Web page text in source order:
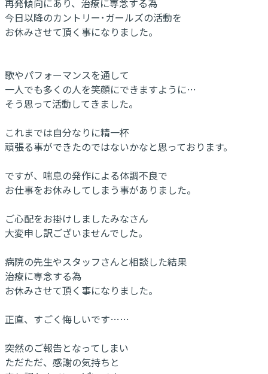
再発傾向にあり、治療に専念する為
今日以降のカントリー･ガールズの活動を
お休みさせて頂く事になりました。
歌やパフォーマンスを通して
一人でも多くの人を笑顔にできますように…
そう思って活動してきました。
これまでは自分なりに精一杯
頑張る事ができたのではないかなと思っております。
ですが、喘息の発作による体調不良で
お仕事をお休みしてしまう事がありました。
ご心配をお掛けしましたみなさん
大変申し訳ございませんでした。
病院の先生やスタッフさんと相談した結果
治療に専念する為
お休みさせて頂く事になりました。
正直、すごく悔しいです……
突然のご報告となってしまい
ただただ、感謝の気持ちと